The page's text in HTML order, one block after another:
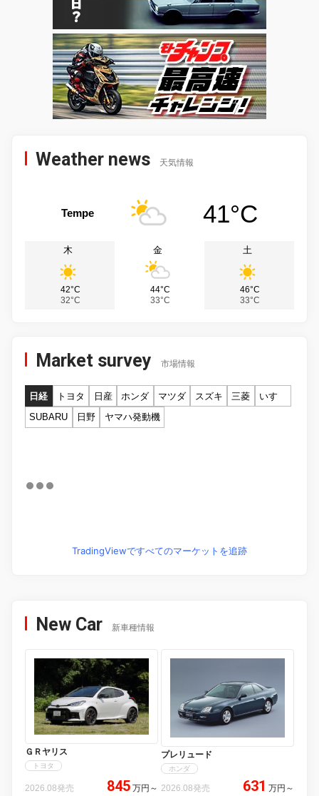
Weather news 天気情報
Tempe 41°C
木
42°C
32°C
金
44°C
33°C
土
46°C
33°C
Market survey 市場情報
日経 トヨタ 日産 ホンダ マツダ スズキ 三菱
いすゞ
SUBARU
日野 ヤマハ発動機
TradingViewですべてのマーケットを追跡
New Car 新車種情報
ＧＲヤリス
トヨタ
2026.08発売 845 万円 ～
プレリュード
ホンダ
2026.08発売 631 万円 ～